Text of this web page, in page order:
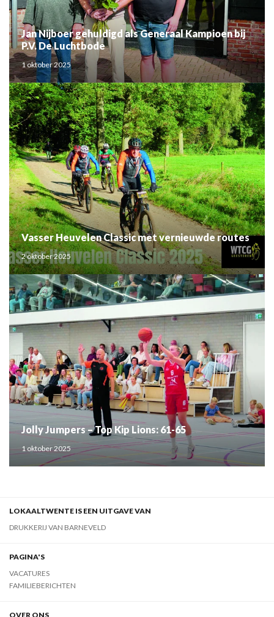
Jan Nijboer gehuldigd als Generaal Kampioen bij
P.V. De Luchtbode
1 oktober 2025
Vasser Heuvelen Classic met vernieuwde routes
2 oktober 2025
Jolly Jumpers – Top Kip Lions: 61-65
1 oktober 2025
LOKAALTWENTE IS EEN UITGAVE VAN
DRUKKERIJ VAN BARNEVELD
PAGINA'S
VACATURES
FAMILIEBERICHTEN
OVER ONS